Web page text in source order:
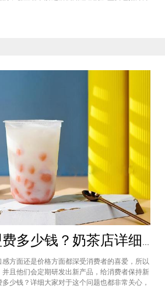
一下如意馄饨加盟费多少钱？是不是值得加
全味时间加盟费多少钱？奶茶店详细费用分析就在这！
方面还是价格方面都深受消费者的喜爱，所以
且他们会定期研发出新产品，给消费者保持新
少钱？详细大家对于这个问题也都非常关心，